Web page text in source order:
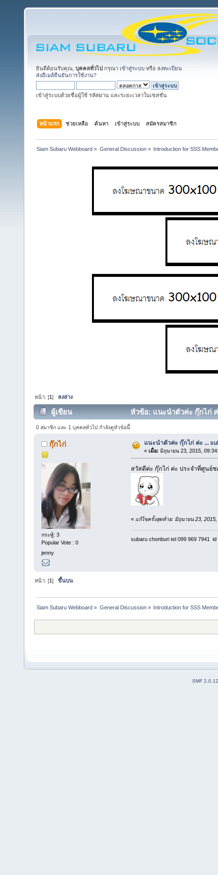
ยินดีต้อนรับคุณ, บุคคลทั่วไป กรุณา เข้าสู่ระบบ หรือ ลงทะเบียน
ส่งอีเมล์ยืนยันการใช้งาน?
เข้าสู่ระบบด้วยชื่อผู้ใช้ รหัสผ่าน และระยะเวลาในเซสชั่น
หน้าแรก ช่วยเหลือ ค้นหา เข้าสู่ระบบ สมัครสมาชิก
Siam Subaru Webboard » General Discussion» Introduction for SSS
หน้า: [1] ลงล่าง
ผู้เขียน หัวข้อ: แนะนำตัวค่ะ กุ๊กไก่
0 สมาชิก และ 1 บุคคลทั่วไป กำลังดูหัวข้อนี้
กุ๊กไก่
กระทู้: 3
Popular Vote : 0
jenny
แนะนำตัวค่ะ กุ๊กไก่ ค่ะ ...
« เมื่อ: มิถุนายน 23, 2015,
สวัสดีค่ะ กุ๊กไก่ ค่ะ ประจำที่ศูนย์ช
« แก้ไขครั้งสุดท้าย: มิถุนายน 23,
subaru chonburi tel 099 969 7941 id
หน้า: [1]ขึ้นบน
Siam Subaru Webboard » General Discussion» Introduction for SSS
SMF 2.0.12